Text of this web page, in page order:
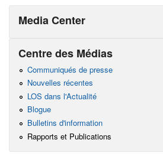
Media Center
Centre des Médias
Communiqués de presse
Nouvelles récentes
LOS dans l'Actualité
Blogue
Bulletins d'information
Rapports et Publications